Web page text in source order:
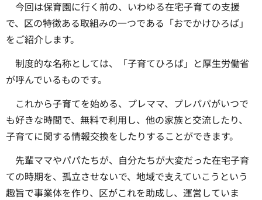
今回は保育園に行く前の、いわゆる在宅子育ての支援
で、区の特徴ある取組みの一つである「おでかけひろば」
をご紹介します。
制度的な名称としては、「子育てひろば」と厚生労働省
が呼んでいるものです。
これから子育てを始める、プレママ、プレパパがいつで
も好きな時間で、無料で利用し、他の家族と交流したり、
子育てに関する情報交換をしたりすることができます。
先輩ママやパパたちが、自分たちが大変だった在宅子育
ての時期を、孤立させないで、地域で支えていこうという
趣旨で事業体を作り、区がこれを助成し、運営していま